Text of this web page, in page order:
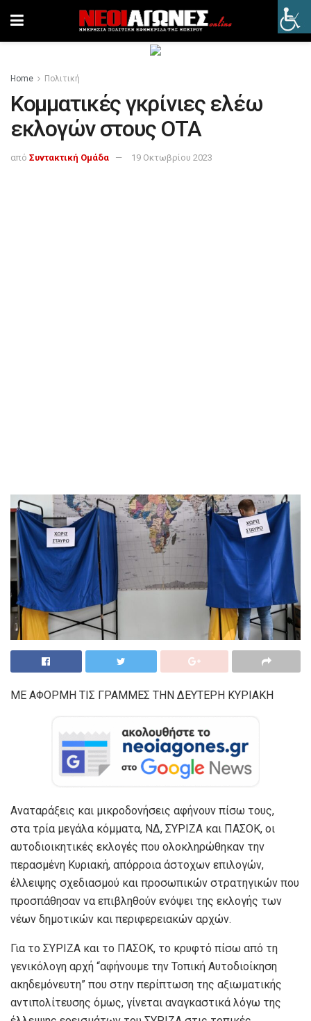
Home Πολιτική
Κομματικές γκρίνιες ελέω
εκλογών στους ΟΤΑ
από Συντακτική Ομάδα 19 Οκτωβρίου 2023
ΜΕ ΑΦΟΡΜΗ ΤΙΣ ΓΡΑΜΜΕΣ ΤΗΝ ΔΕΥΤΕΡΗ ΚΥΡΙΑΚΗ
Αναταράξεις και μικροδονήσεις αφήνουν πίσω τους,
στα τρία μεγάλα κόμματα, ΝΔ, ΣΥΡΙΖΑ και ΠΑΣΟΚ, οι
αυτοδιοικητικές εκλογές που ολοκληρώθηκαν την
περασμένη Κυριακή, απόρροια άστοχων επιλογών,
έλλειψης σχεδιασμού και προσωπικών στρατηγικών που
προσπάθησαν να επιβληθούν ενόψει της εκλογής των
νέων δημοτικών και περιφερειακών αρχών.
Για το ΣΥΡΙΖΑ και το ΠΑΣΟΚ, το κρυφτό πίσω από τη
γενικόλογη αρχή “αφήνουμε την Τοπική Αυτοδιοίκηση
ακηδεμόνευτη” που στην περίπτωση της αξιωματικής
αντιπολίτευσης όμως, γίνεται αναγκαστικά λόγω της